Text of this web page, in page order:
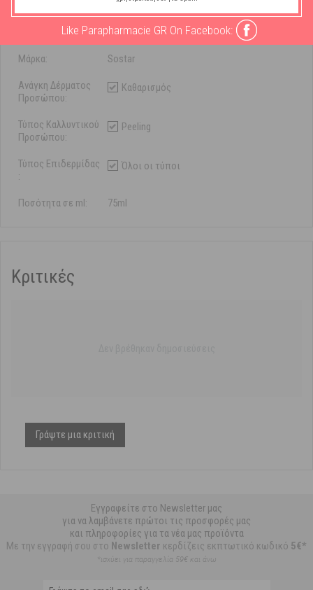
Χαρακτηριστικά
Μάρκα: Sostar
Ανάγκη Δέρματος
Προσώπου:
Καθαρισμός
Τύπος Καλλυντικού
Προσώπου:
Peeling
Τύπος Επιδερμίδας
:
Όλοι οι τύποι
Ποσότητα σε ml: 75ml
Κριτικές
Γράψτε μια κριτική
Εγγραφείτε στο Newsletter μας
για να λαμβάνετε πρώτοι τις προσφορές μας
και πληροφορίες για τα νέα μας προϊόντα
Με την εγγραφή σου στο Newsletter κερδίζεις εκπτωτικό κωδικό 5€*
*ισχύει για παραγγελία 59€ και άνω
Like Parapharmacie GR On Facebook: